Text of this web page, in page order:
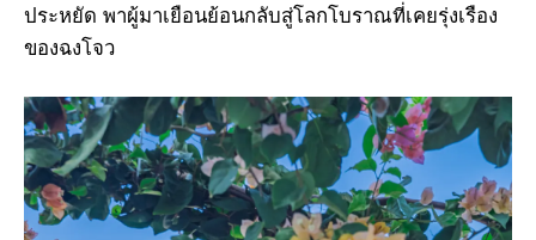
ประหยัด พาผู้มาเยือนย้อนกลับสู่โลกโบราณที่เคยรุ่งเรือง
ของฉงโจว